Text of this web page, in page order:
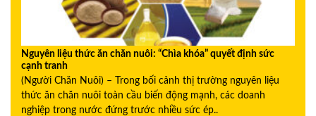
Nguyên liệu thức ăn chăn nuôi: “Chìa khóa” quyết định sức
cạnh tranh
(Người Chăn Nuôi) – Trong bối cảnh thị trường nguyên liệu
thức ăn chăn nuôi toàn cầu biến động mạnh, các doanh
nghiệp trong nước đứng trước nhiều sức ép..